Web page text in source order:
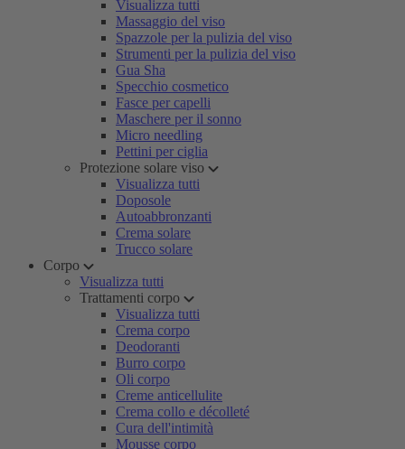
Visualizza tutti
Massaggio del viso
Spazzole per la pulizia del viso
Strumenti per la pulizia del viso
Gua Sha
Specchio cosmetico
Fasce per capelli
Maschere per il sonno
Micro needling
Pettini per ciglia
Protezione solare viso
Visualizza tutti
Doposole
Autoabbronzanti
Crema solare
Trucco solare
Corpo
Visualizza tutti
Trattamenti corpo
Visualizza tutti
Crema corpo
Deodoranti
Burro corpo
Oli corpo
Creme anticellulite
Crema collo e décolleté
Cura dell'intimità
Mousse corpo